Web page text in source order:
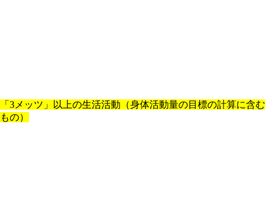
「 3 メッツ」以上の生活活動（身体活動量の目標の計算に含む
もの）